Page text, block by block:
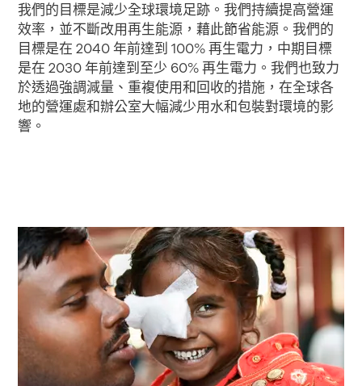
我們的目標是減少全球環境足跡。我們持續提高營運
效率，並不斷改用再生能源，藉此節省能源。我們的
目標是在 2040 年前達到 100% 再生電力，中期目標
是在 2030 年前達到至少 60% 再生電力。我們也致力
於透過強調減量、重複使用和回收的措施，在全球各
地的營運處和辦公室大幅減少用水和包裝對環境的影
響。